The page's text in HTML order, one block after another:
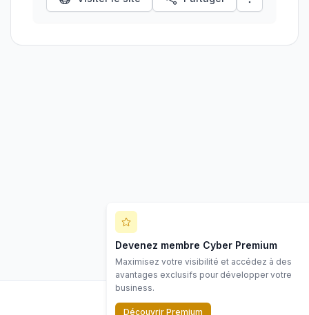
Devenez membre Cyber Premium
Maximisez votre visibilité et accédez à des
avantages exclusifs pour développer votre
business.
Découvrir Premium